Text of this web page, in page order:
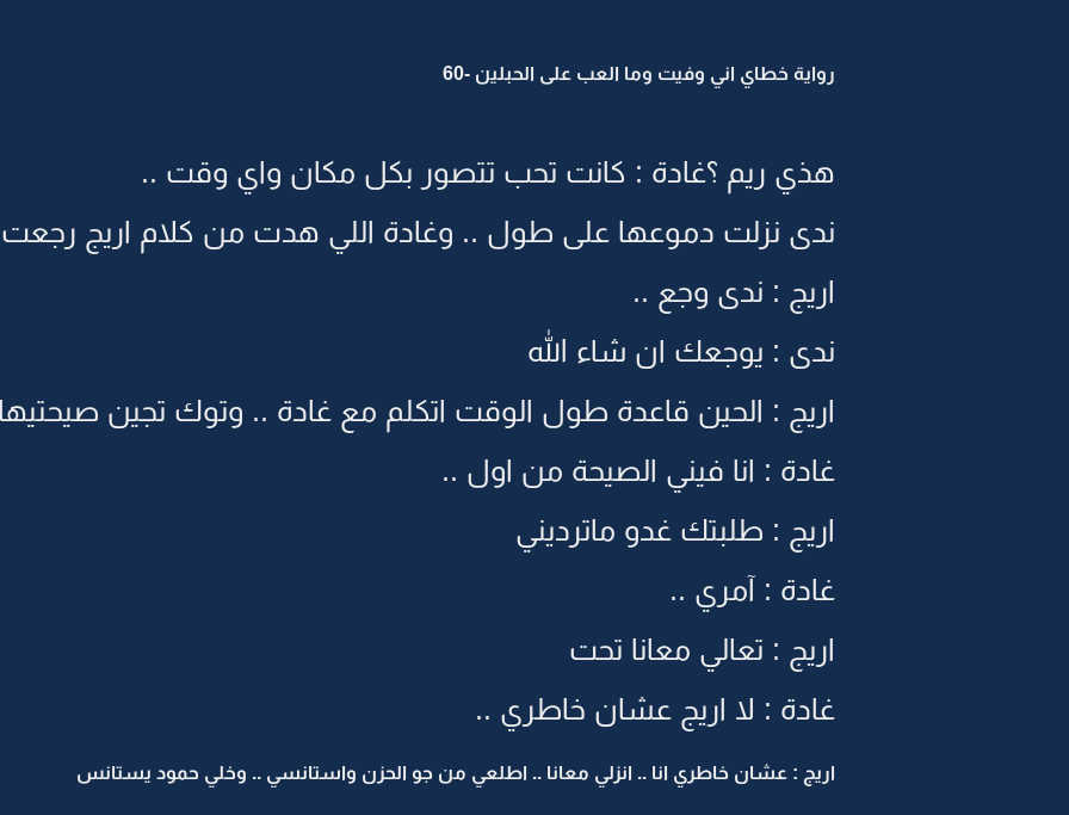
رواية خطاي اني وفيت وما العب على الحبلين -60
هذي ريم ؟غادة : كانت تحب تتصور بكل مكان واي وقت ..
ندى نزلت دموعها على طول .. وغادة اللي هدت من كلام اريج رجعت
اريج : ندى وجع ..
ندى : يوجعك ان شاء الله
اريج : الحين قاعدة طول الوقت اتكلم مع غادة .. وتوك تجين
غادة : انا فيني الصيحة من اول ..
اريج : طلبتك غدو ماترديني
غادة : آمري ..
اريج : تعالي معانا تحت
غادة : لا اريج عشان خاطري ..
اريج : عشان خاطري انا .. انزلي معانا .. اطلعي من جو الحزن واستانسي .. وخلي حمود يستانس